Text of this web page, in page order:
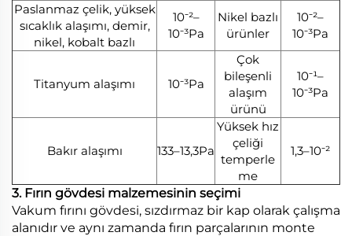
Paslanmaz çelik, yüksek
sıcaklık alaşımı, demir,
nikel, kobalt bazlı
10⁻²–
10⁻³Pa
Nikel bazlı
ürünler
10⁻²–
10⁻³Pa
Titanyum alaşımı 10⁻³Pa
Çok
bileşenli
alaşım
ürünü
10⁻¹–
10⁻³Pa
Bakır alaşımı 133–13,3Pa
Yüksek hız
çeliği
temperle
me
1,3–10⁻²
3. Fırın gövdesi malzemesinin seçimi
Vakum fırını gövdesi, sızdırmaz bir kap olarak çalışma
alanıdır ve aynı zamanda fırın parçalarının monte